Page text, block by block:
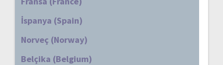
İspanya (Spain)
Norveç (Norway)
Belçika (Belgium)